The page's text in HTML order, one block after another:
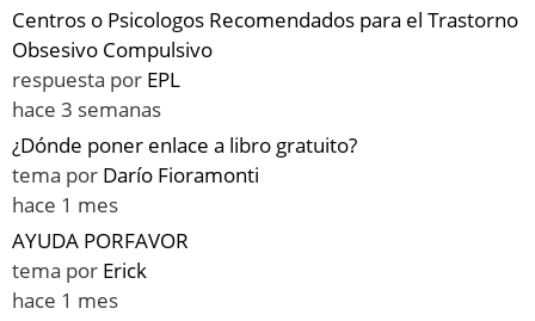
Centros o Psicologos Recomendados para el Trastorno
Obsesivo Compulsivo
respuesta por EPL
hace 3 semanas
¿Dónde poner enlace a libro gratuito?
tema por Darío Fioramonti
hace 1 mes
AYUDA PORFAVOR
tema por Erick
hace 1 mes